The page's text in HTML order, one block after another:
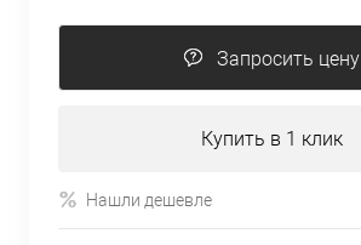
Запросить цену
Купить в 1 клик
Нашли дешевле